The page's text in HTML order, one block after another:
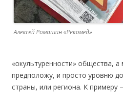
Алексей Ромашин «Рекомед»
«окультуренности» общества,
предположу, и просто уровню
страны, или региона. К